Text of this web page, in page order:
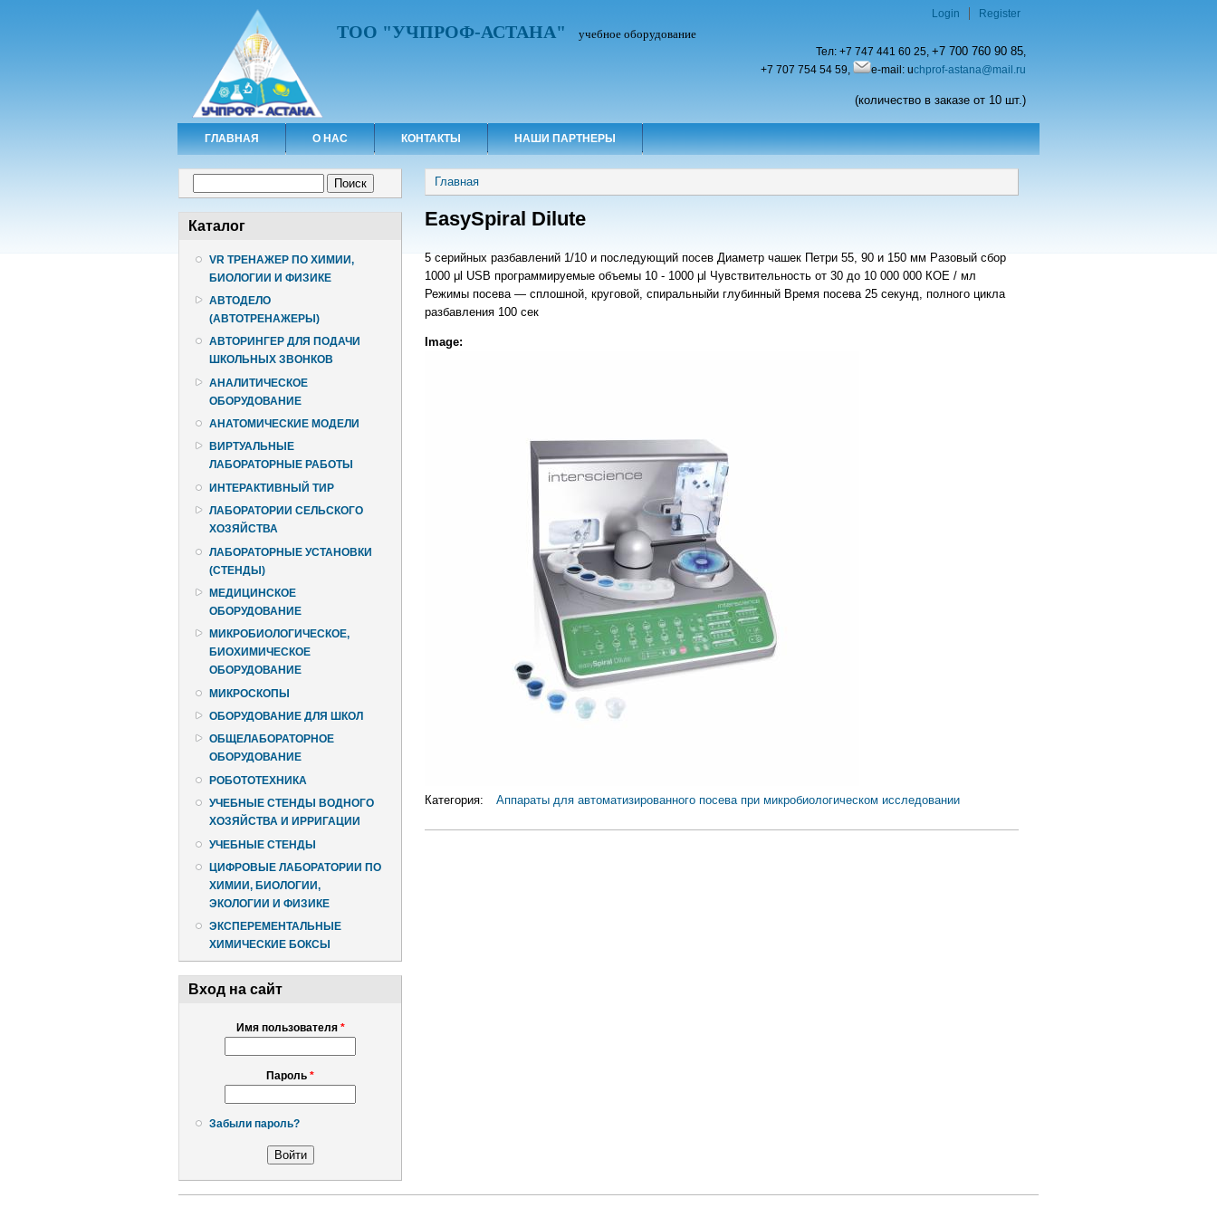
ТОО "УЧПРОФ-АСТАНА" учебное оборудование
Тел: +7 747 441 60 25, +7 700 760 90 85,
+7 707 754 54 59,
e-mail: uchprof-astana@mail.ru
(количество в заказе от 10 шт.)
Login Register
ГЛАВНАЯ О НАС КОНТАКТЫ НАШИ ПАРТНЕРЫ
Каталог
VR ТРЕНАЖЕР ПО ХИМИИ,
БИОЛОГИИ И ФИЗИКЕ
АВТОДЕЛО
(АВТОТРЕНАЖЕРЫ)
АВТОРИНГЕР ДЛЯ ПОДАЧИ
ШКОЛЬНЫХ ЗВОНКОВ
АНАЛИТИЧЕСКОЕ
ОБОРУДОВАНИЕ
АНАТОМИЧЕСКИЕ МОДЕЛИ
ВИРТУАЛЬНЫЕ
ЛАБОРАТОРНЫЕ РАБОТЫ
ИНТЕРАКТИВНЫЙ ТИР
ЛАБОРАТОРИИ СЕЛЬСКОГО
ХОЗЯЙСТВА
ЛАБОРАТОРНЫЕ УСТАНОВКИ
(СТЕНДЫ)
МЕДИЦИНСКОЕ
ОБОРУДОВАНИЕ
МИКРОБИОЛОГИЧЕСКОЕ,
БИОХИМИЧЕСКОЕ
ОБОРУДОВАНИЕ
МИКРОСКОПЫ
ОБОРУДОВАНИЕ ДЛЯ ШКОЛ
ОБЩЕЛАБОРАТОРНОЕ
ОБОРУДОВАНИЕ
РОБОТОТЕХНИКА
УЧЕБНЫЕ СТЕНДЫ ВОДНОГО
ХОЗЯЙСТВА И ИРРИГАЦИИ
УЧЕБНЫЕ СТЕНДЫ
ЦИФРОВЫЕ ЛАБОРАТОРИИ ПО
ХИМИИ, БИОЛОГИИ,
ЭКОЛОГИИ И ФИЗИКЕ
ЭКСПЕРЕМЕНТАЛЬНЫЕ
ХИМИЧЕСКИЕ БОКСЫ
Вход на сайт
Имя пользователя *
Пароль *
Забыли пароль?
Вы здесь
Главная
EasySpiral Dilute
5 серийных разбавлений 1/10 и последующий посев Диаметр чашек Петри 55, 90 и 150 мм Разовый сбор
1000 μl USB программируемые объемы 10 - 1000 μl Чувствительность от 30 до 10 000 000 КОЕ / мл
Режимы посева — сплошной, круговой, спиральныйи глубинный Время посева 25 секунд, полного цикла
разбавления 100 сек
Image:
Категория: Аппараты для автоматизированного посева при микробиологическом исследовании